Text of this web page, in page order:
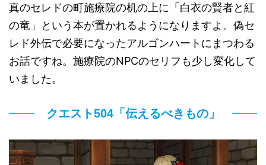
真のセレドの町施療院の机の上に「白衣の賢者と紅
の竜」という本が置かれるようになりますよ。偽セ
レド外伝で必要になったアルゴンハートにまつわる
お話ですね。施療院のNPCのセリフも少し変化して
いました。
クエスト504「伝えるべきもの」